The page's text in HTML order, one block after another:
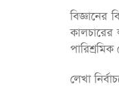
বিজ্ঞানের
লেখা